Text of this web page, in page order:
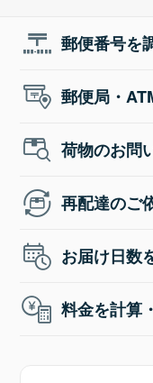
郵便番号を
郵便局・
荷物のお問
再配達のご
お届け日数
料金を計算